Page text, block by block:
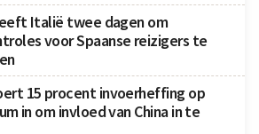
Italië twee dagen om
voor Spaanse reizigers te
15 procent invoerheffing op
in om invloed van China in te